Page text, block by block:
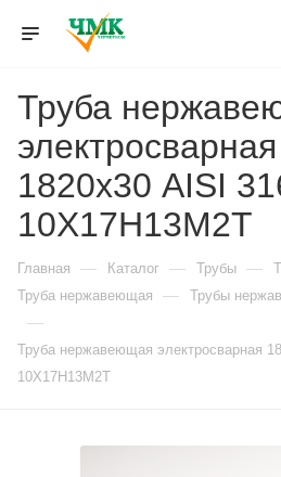
Труба
электросварная
1820х30 AISI
10Х17Н13М2Т
Главная — Каталог — Трубы —
Труба нержавеющая — Трубы
—
Труба нержавеющая электросварная
10Х17Н13М2Т